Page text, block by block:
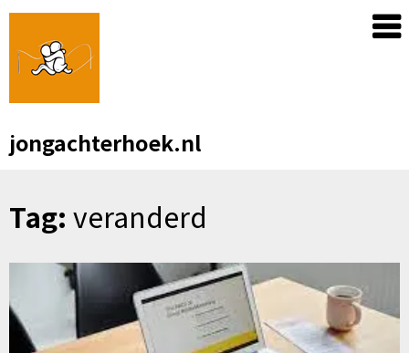
Skip
content
jongachterhoek.nl
Tag: veranderd